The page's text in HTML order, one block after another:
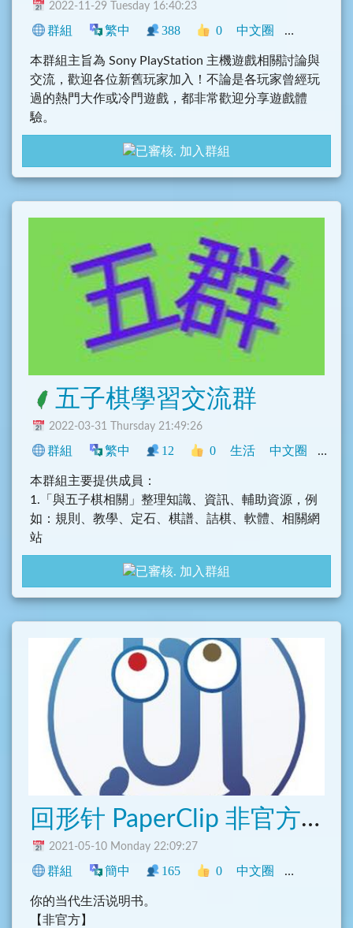
2022-11-29 Tuesday 16:40:23
群組 繁中 388 0 中文圈 香港
本群組主旨為 Sony PlayStation 主機遊戲相關討論與
交流，歡迎各位新舊玩家加入！不論是各玩家曾經玩
過的熱門大作或冷門遊戲，都非常歡迎分享遊戲體
驗。
加入群組
五子棋學習交流群
2022-03-31 Thursday 21:49:26
群組 繁中 12 0 生活 中文圈 社群
本群組主要提供成員：
1.「與五子棋相關」整理知識、資訊、輔助資源，例
如：規則、教學、定石、棋譜、詰棋、軟體、相關網
站
。
2.以及「與五子棋不相關」的話題等等天馬行空的聊
天空間。
@Connect5
五子棋學習交流聊天群：
@Connect5Chat
加入群組
回形针 PaperClip 非官方粉丝群
2021-05-10 Monday 22:09:27
群組 簡中 165 0 中文圈 科技
你的当代生活说明书。
【非官方】